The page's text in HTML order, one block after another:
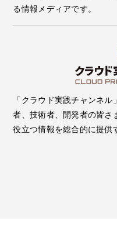
る情報メディアです。
「クラウド実践チャンネ
者、技術者、開発者の皆さ
役立つ情報を総合的に提供